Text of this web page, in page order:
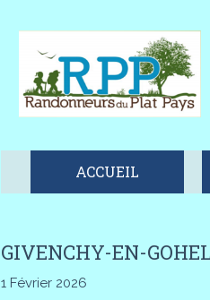
ACCUEIL
GIVENCHY-EN-
1 Février 2026